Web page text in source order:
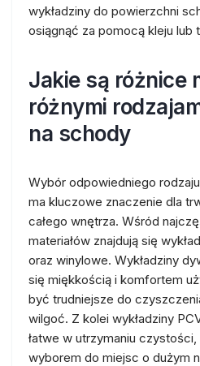
wykładziny do powierzchni
osiągnąć za pomocą kleju lub
Jakie są różnice
różnymi
na schody
Wybór odpowiedniego
ma kluczowe znaczenie dla
całego wnętrza. Wśród
materiałów znajdują się
oraz winylowe. Wykładziny
się miękkością i komfortem
być trudniejsze do
wilgoć. Z kolei wykładziny
łatwe w utrzymaniu
wyborem do miejsc o dużym